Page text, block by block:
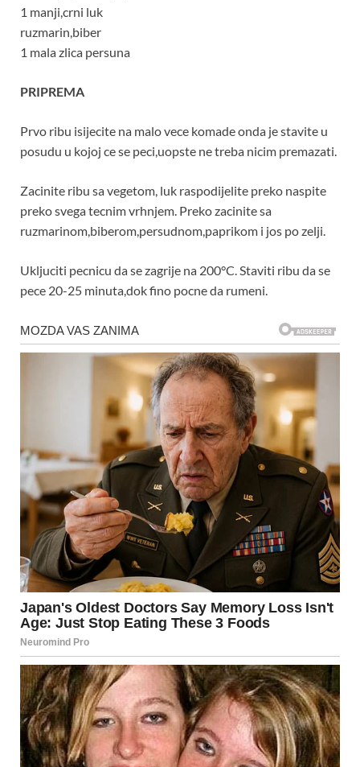
1 manji,crni luk
ruzmarin,biber
1 mala zlica persuna
PRIPREMA
Prvo ribu isijecite na malo vece komade onda je stavite u
posudu u kojoj ce se peci,uopste ne treba nicim premazati.
Zacinite ribu sa vegetom, luk raspodijelite preko naspite
preko svega tecnim vrhnjem. Preko zacinite sa
ruzmarinom,biberom,persudnom,paprikom i jos po zelji.
Ukljuciti pecnicu da se zagrije na 200°C. Staviti ribu da se
pece 20-25 minuta,dok fino pocne da rumeni.